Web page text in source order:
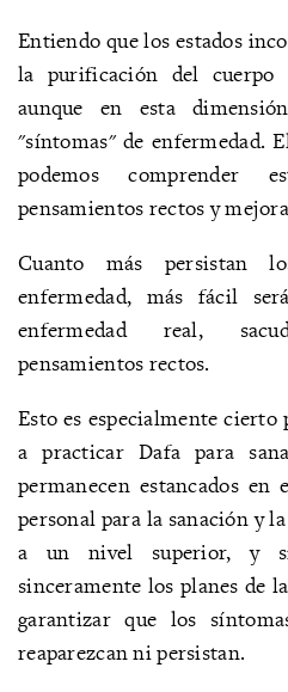
Entiendo que los estados
la purificación del cuerpo
aunque en esta
"síntomas" de enfermedad.
podemos comprender
pensamientos rectos y
Cuanto más persistan
enfermedad, más fácil
enfermedad real,
pensamientos rectos.
Esto es especialmente cierto
a practicar Dafa para
permanecen estancados
personal para la sanación y
a un nivel superior, y
sinceramente los planes de
garantizar que los
reaparezcan ni persistan.